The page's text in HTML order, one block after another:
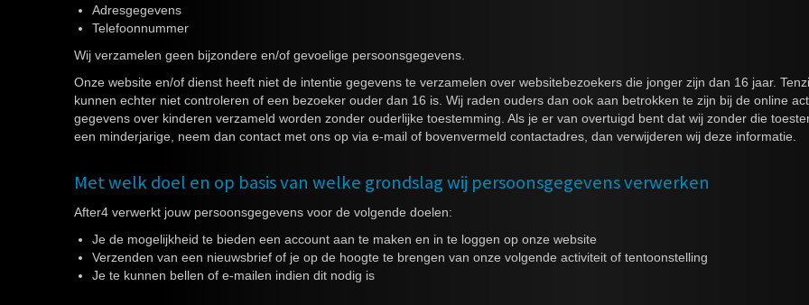
Adresgegevens
Telefoonnummer
Wij verzamelen geen bijzondere en/of gevoelige persoonsgegevens.
Onze website en/of dienst heeft niet de intentie gegevens te verzamelen over websitebezoekers die jonger zijn dan 16 jaar.
kunnen echter niet controleren of een bezoeker ouder dan 16 is. Wij raden ouders dan ook aan betrokken te zijn bij de online
gegevens over kinderen verzameld worden zonder ouderlijke toestemming. Als je er van overtuigd bent dat wij zonder die
een minderjarige, neem dan contact met ons op via e-mail of bovenvermeld contactadres, dan verwijderen wij deze informatie.
Met welk doel en op basis van welke grondslag wij persoonsgegevens verwerken
After4 verwerkt jouw persoonsgegevens voor de volgende doelen:
Je de mogelijkheid te bieden een account aan te maken en in te loggen op onze website
Verzenden van een nieuwsbrief of je op de hoogte te brengen van onze volgende activiteit of tentoonstelling
Je te kunnen bellen of e-mailen indien dit nodig is